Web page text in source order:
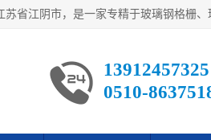
13912457325
0510-